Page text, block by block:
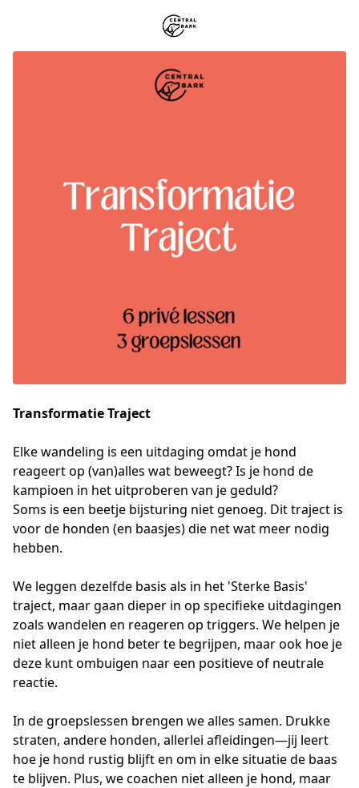
Transformatie Traject
Elke wandeling is een uitdaging omdat je hond
reageert op (van)alles wat beweegt? Is je hond de
kampioen in het uitproberen van je geduld?
Soms is een beetje bijsturing niet genoeg. Dit traject is
voor de honden (en baasjes) die net wat meer nodig
hebben.
We leggen dezelfde basis als in het 'Sterke Basis'
traject, maar gaan dieper in op specifieke uitdagingen
zoals wandelen en reageren op triggers. We helpen je
niet alleen je hond beter te begrijpen, maar ook hoe je
deze kunt ombuigen naar een positieve of neutrale
reactie.
In de groepslessen brengen we alles samen. Drukke
straten, andere honden, allerlei afleidingen—jij leert
hoe je hond rustig blijft en om in elke situatie de baas
te blijven. Plus, we coachen niet alleen je hond, maar